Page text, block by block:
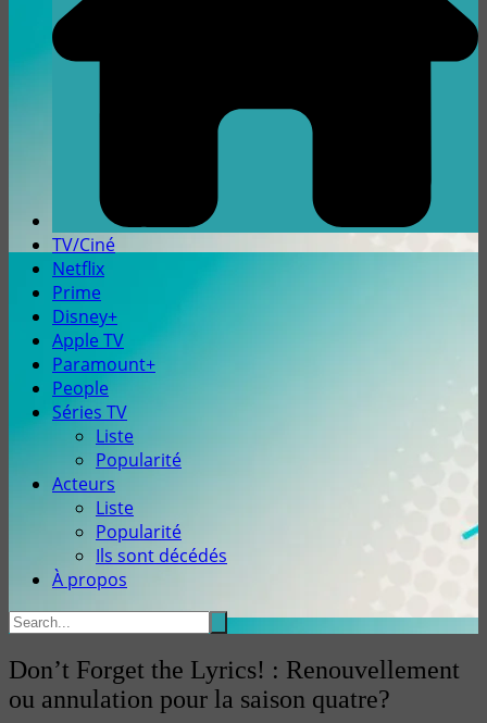
TV/Ciné
Netflix
Prime
Disney+
Apple TV
Paramount+
People
Séries TV
Liste
Popularité
Acteurs
Liste
Popularité
Ils sont décédés
À propos
Don’t Forget the Lyrics! : Renouvellement
ou annulation pour la saison quatre?